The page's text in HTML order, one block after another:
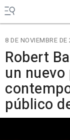
8 DE NOVIEMBRE
Robert
un
público